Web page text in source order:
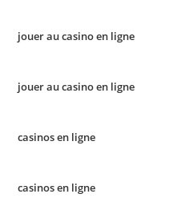
jouer au casino en ligne
jouer au casino en ligne
casinos en ligne
casinos en ligne